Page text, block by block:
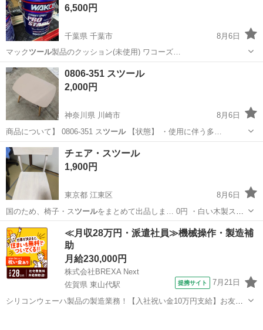
6,500円
千葉県 千葉市
8月6日
マック ツール 製品のクッション(未使用) ワコーズ…
千葉 千葉市
0806-351 スツール
2,000円
神奈川県 川崎市
8月6日
商品について】 0806-351 ス ツール 【状態】 ・使用に伴う多…
神奈川 川崎市
チェア・スツール
1,900円
東京都 江東区
8月6日
国のため、椅子・ス ツールをまとめて出品しま… 0円 ・白い木製ス
ール:1000円 ・チ… 00円 ・小さいスツール 単品: 小さいス…ツール以
外の3点は使用頻… です。 白い木製スツールもきれいな状態です… 。
小さい...
東京 江東区 椅子
≪月収28万円・派遣社員≫機械操作・製造補
助
月給230,000円
株式会社BREXA Next
佐賀県 東山代駅
提携サイト 7月21日
シリコンウェーハ製品の製造業務！【入社祝い金10万円支給】お友達